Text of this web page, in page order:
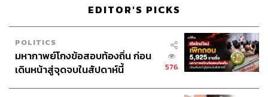
EDITOR'S PICKS
POLITICS
มหากาพย์โกงข้อสอบท้องถิ่น ก่อน
เดินหน้าสู่จุดจบในสัปดาห์นี้
576